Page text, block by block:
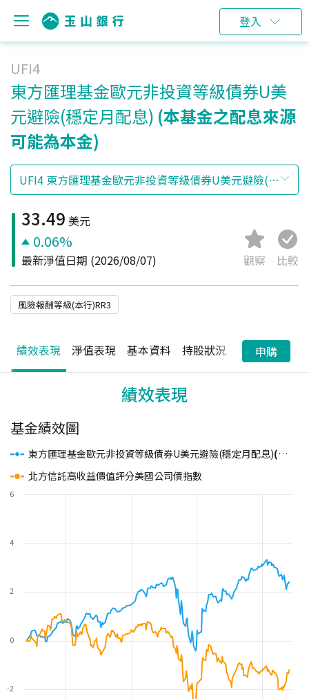
登入
UFI4
東方匯理基金歐元非投資等級債券U美
元避險(穩定月配息) (本基金之配息來源
可能為本金)
33.49 美元
0.06%
最新淨值日期 (2026/08/07) 觀察 比較
風險報酬等級(本行)RR3
績效表現 淨值表現 基本資料 持股狀況 配息狀況
申購
績效表現
基金績效圖
東方匯理基金歐元非投資等級債券U美元避險(穩定月配息)(本基金之配息來源可能為本金)
北方信託高收益價值評分美國公司債指數
-2
0
2
4
6